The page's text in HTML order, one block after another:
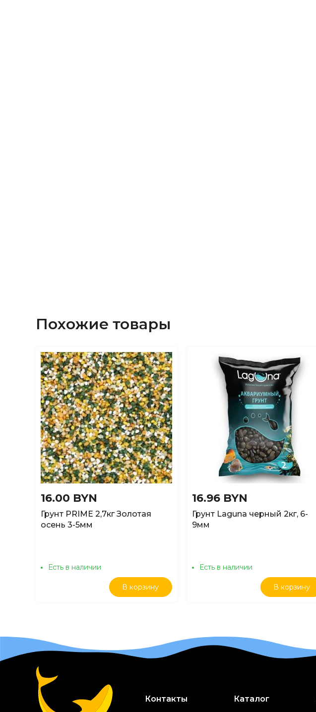
Похожие товары
16.00 BYN
Грунт PRIME 2,7кг Золотая
осень 3-5мм
Есть в наличии
В корзину
16.96 BYN
Грунт Laguna черный 2кг, 6-
9мм
Есть в наличии
В корзину
Контакты Каталог